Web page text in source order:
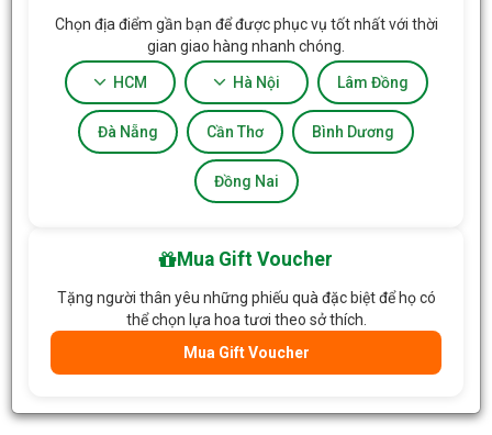
Chọn địa điểm gần bạn để được phục vụ tốt nhất với thời
gian giao hàng nhanh chóng.
HCM Hà Nội Lâm Đồng
Đà Nẵng Cần Thơ Bình Dương
Đồng Nai
Mua Gift Voucher
Tặng người thân yêu những phiếu quà đặc biệt để họ có
thể chọn lựa hoa tươi theo sở thích.
Mua Gift Voucher